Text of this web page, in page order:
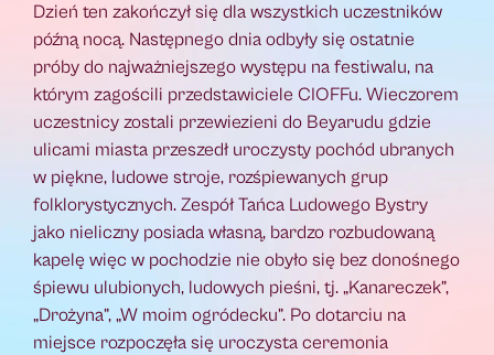
Dzień ten zakończył się dla wszystkich uczestników
późną nocą. Następnego dnia odbyły się ostatnie
próby do najważniejszego występu na festiwalu, na
którym zagościli przedstawiciele CIOFFu. Wieczorem
uczestnicy zostali przewiezieni do Beyarudu gdzie
ulicami miasta przeszedł uroczysty pochód ubranych
w piękne, ludowe stroje, rozśpiewanych grup
folklorystycznych. Zespół Tańca Ludowego Bystry
jako nieliczny posiada własną, bardzo rozbudowaną
kapelę więc w pochodzie nie obyło się bez donośnego
śpiewu ulubionych, ludowych pieśni, tj. „Kanareczek”,
„Drożyna”, „W moim ogródecku”. Po dotarciu na
miejsce rozpoczęła się uroczysta ceremonia